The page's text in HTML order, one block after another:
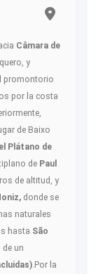
Câmara de
y
promontorio
por la costa
de Baixo
Plátano de
de Paul
de altitud, y
donde se
naturales
hasta São
de un
.Por la